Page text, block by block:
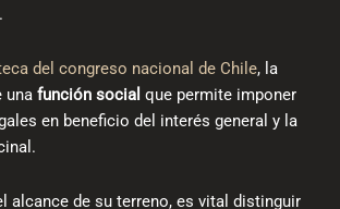
del congreso nacional de Chile, la
una función social que permite imponer
en beneficio del interés general y la
alcance de su terreno, es vital distinguir